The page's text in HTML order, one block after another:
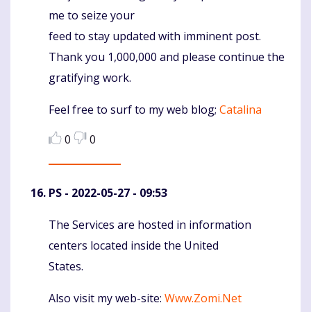
me to seize your
feed to stay updated with imminent post.
Thank you 1,000,000 and please continue the
gratifying work.
Feel free to surf to my web blog; Catalina
0
0
PS - 2022-05-27 - 09:53
Komentaras
The Services are hosted in information
centers located inside the United
States.
Also visit my web-site: Www.Zomi.Net